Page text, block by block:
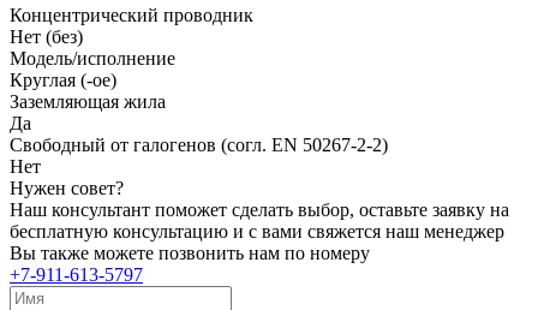
Концентрический проводник
Нет (без)
Модель/исполнение
Круглая (-ое)
Заземляющая жила
Да
Свободный от галогенов (согл. EN 50267-2-2)
Нет
Нужен совет?
Наш консультант поможет сделать выбор, оставьте заявку на
бесплатную консультацию и с вами свяжется наш менеджер
Вы также можете позвонить нам по номеру
+7-911-613-5797